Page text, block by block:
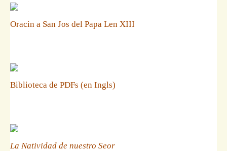
Oracin a San Jos del Papa Len XIII
Biblioteca de PDFs (en Ingls)
La Natividad de nuestro Seor